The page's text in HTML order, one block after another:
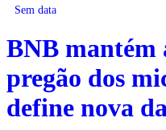
Sem data
BNB mantém
pregão dos
define nova